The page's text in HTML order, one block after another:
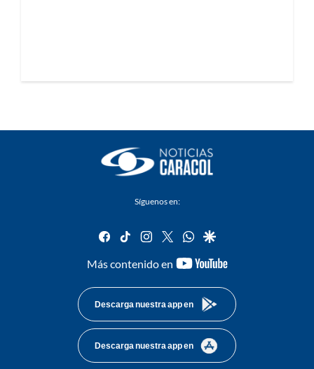
Síguenos en:
facebook
tiktok instagram
twitterwhatsapp
google
Más contenido en
youtube-
Descarga nuestra app en
Descarga nuestra app en